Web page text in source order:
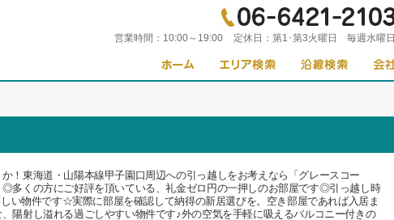
営業時間： 10:00～19:00 定休日： 第1･第3火曜日 毎週水曜日
！東海道・山陽本線甲子園口周辺への引っ越しをお考えなら「グレースコー
多くの方にご好評を頂いている、礼金ゼロ円の一押しのお部屋です◎引っ越し時
い物件です☆実際に部屋を確認して納得の新居選びを。空き部屋であれば入居ま
陽射し溢れる過ごしやすい物件です♪外の空気を手軽に吸えるバルコニー付きの